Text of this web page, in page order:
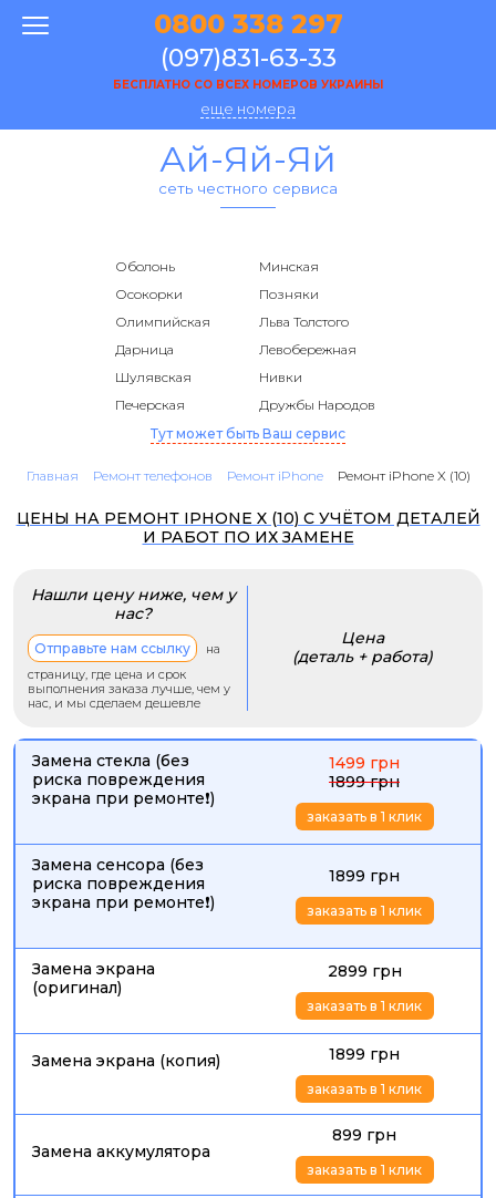
0800 338 297
(097)831-63-33
БЕСПЛАТНО СО ВСЕХ НОМЕРОВ УКРАИНЫ
еще номера
Ай-Яй-Яй
сеть честного сервиса
Оболонь
Минская
Осокорки
Позняки
Олимпийская
Льва Толстого
Дарница
Левобережная
Шулявская
Нивки
Печерская
Дружбы Народов
Тут может быть Ваш сервис
Главная Ремонт телефонов Ремонт iPhone Ремонт iPhone X (10)
ЦЕНЫ НА РЕМОНТ IPHONE X (10) С УЧЁТОМ ДЕТАЛЕЙ
И РАБОТ ПО ИХ ЗАМЕНЕ
Нашли цену ниже, чем у
нас?
Отправьте нам ссылку
на
страницу, где цена и срок
выполнения заказа лучше, чем у
нас, и мы сделаем дешевле
Цена
(деталь + работа)
Замена стекла (без
риска повреждения
экрана при ремонте❗)
1499 грн
1899 грн
заказать в 1 клик
Замена сенсора (без
риска повреждения
экрана при ремонте❗)
1899 грн
заказать в 1 клик
Замена экрана
(оригинал)
2899 грн
заказать в 1 клик
Замена экрана (копия) 1899 грн
заказать в 1 клик
Замена аккумулятора
899 грн
заказать в 1 клик